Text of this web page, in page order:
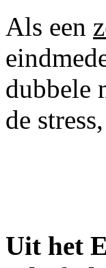
Als een
dubbele
de
Uit het